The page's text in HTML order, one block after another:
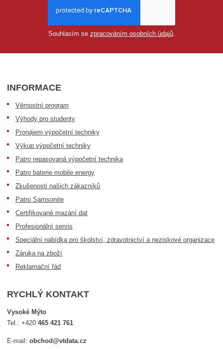
Souhlasím se zpracováním osobních údajů.
INFORMACE
Věrnostní program
Výhody pro studenty
Pronájem výpočetní techniky
Výkup výpočetní techniky
Patro repasovaná výpočetní technika
Patro baterie mobile energy
Zkušenosti našich zákazníků
Patro Samsonite
Certifikované mazání dat
Profesionální servis
Speciální nabídka pro školství, zdravotnictví a neziskové organizace
Záruka na zboží
Reklamační řád
RYCHLÝ KONTAKT
Vysoké Mýto
Tel.:+420465 421 761
E-mail:obchod@vtdata.cz